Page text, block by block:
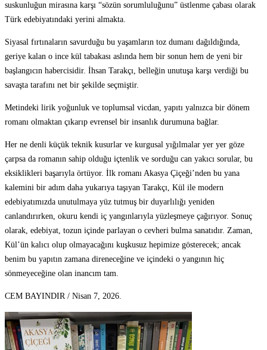
suskunluğun mirasına karşı “sözün sorumluluğunu” üstlenme çabası olarak
Türk edebiyatındaki yerini almakta.
Siyasal fırtınaların savurduğu bu yaşamların toz dumanı dağıldığında,
geriye kalan o ince kül tabakası aslında hem bir sonun hem de yeni bir
başlangıcın habercisidir. İhsan Tarakçı, belleğin unutuşa karşı verdiği bu
savaşta tarafını net bir şekilde seçmiştir.
Metindeki lirik yoğunluk ve toplumsal vicdan, yapıtı yalnızca bir dönem
romanı olmaktan çıkarıp evrensel bir insanlık durumuna bağlar.
Her ne denli küçük teknik kusurlar ve kurgusal yığılmalar yer yer göze
çarpsa da romanın sahip olduğu içtenlik ve sorduğu can yakıcı sorular, bu
eksiklikleri başarıyla örtüyor. İlk romanı Akasya Çiçeği’nden bu yana
kalemini bir adım daha yukarıya taşıyan Tarakçı, Kül ile modern
edebiyatımızda unutulmaya yüz tutmuş bir duyarlılığı yeniden
canlandırırken, okuru kendi iç yangınlarıyla yüzleşmeye çağırıyor. Sonuç
olarak, edebiyat, tozun içinde parlayan o cevheri bulma sanatıdır. Zaman,
Kül’ün kalıcı olup olmayacağını kuşkusuz hepimize gösterecek; ancak
benim bu yapıtın zamana direneceğine ve içindeki o yangının hiç
sönmeyeceğine olan inancım tam.
CEM BAYINDIR / Nisan 7, 2026.